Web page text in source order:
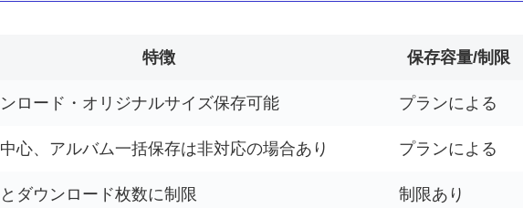
特徴 保存容量/制限
ロード・オリジナルサイズ保存可能 プランによる
心、アルバム一括保存は非対応の場合あり プランによる
ダウンロード枚数に制限 制限あり